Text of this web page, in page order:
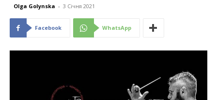
Olga Golynska - 3 Січня 2021
Facebook WhatsApp